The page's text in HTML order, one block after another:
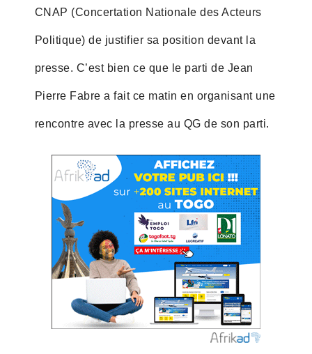
CNAP (Concertation Nationale des Acteurs
Politique) de justifier sa position devant la
presse. C’est bien ce que le parti de Jean
Pierre Fabre a fait ce matin en organisant une
rencontre avec la presse au QG de son parti.